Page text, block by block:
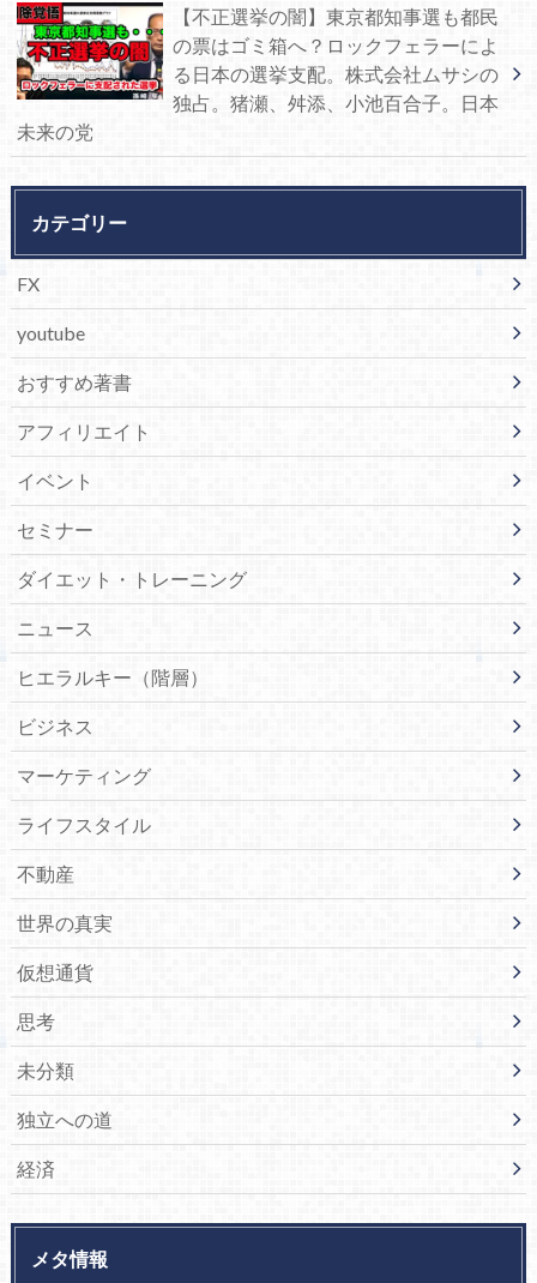
【不正選挙の闇】東京都知事選も都民
の票はゴミ箱へ？ロックフェラーによ
る日本の選挙支配。株式会社ムサシの
独占。猪瀬、舛添、小池百合子。日本
未来の党
カテゴリー
FX
youtube
おすすめ著書
アフィリエイト
イベント
セミナー
ダイエット・トレーニング
ニュース
ヒエラルキー（階層）
ビジネス
マーケティング
ライフスタイル
不動産
世界の真実
仮想通貨
思考
未分類
独立への道
経済
メタ情報